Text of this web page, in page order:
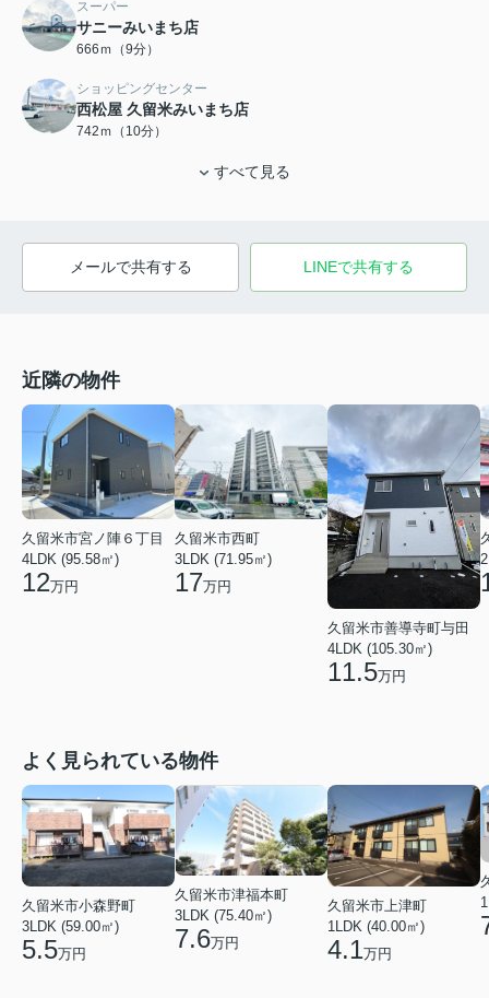
スーパー
サニーみいまち店
666ｍ（9分）
ショッピングセンター
西松屋 久留米みいまち店
742ｍ（10分）
すべて見る
メールで共有する LINEで共有する
近隣の物件
久留米市宮ノ陣６丁目
4LDK (95.58㎡)
12万円
久留米市西町
3LDK (71.95㎡)
17万円
久留米市善導寺町与田
4LDK (105.30㎡)
11.5万円
よく見られている物件
久留米市小森野町
3LDK (59.00㎡)
5.5万円
久留米市津福本町
3LDK (75.40㎡)
7.6万円
久留米市上津町
1LDK (40.00㎡)
4.1万円